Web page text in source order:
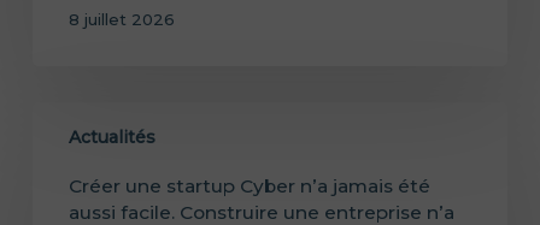
8 juillet 2026
Actualités
Créer une startup Cyber n’a jamais été
aussi facile. Construire une entreprise n’a